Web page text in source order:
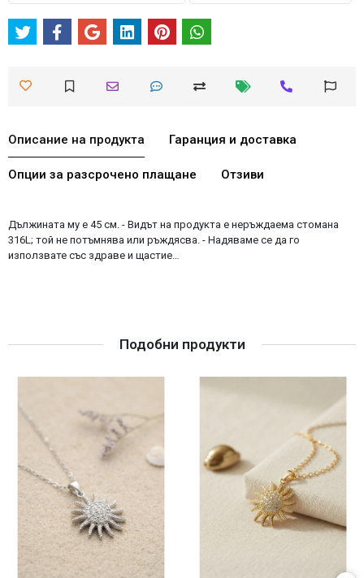
Описание на продукта Гаранция и доставка
Опции за разсрочено плащане Отзиви
Дължината му е 45 см. - Видът на продукта е неръждаема стомана
316L; той не потъмнява или ръждясва. - Надяваме се да го
използвате със здраве и щастие…
Подобни продукти